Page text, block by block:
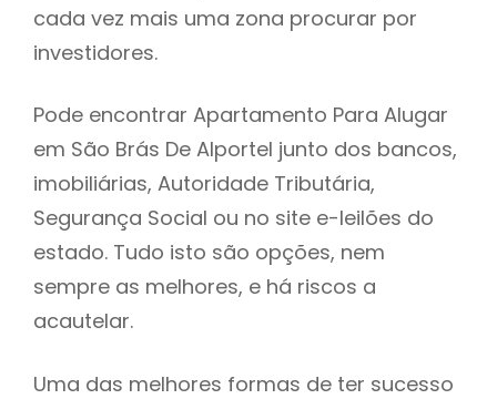
cada vez mais uma zona procurar por
investidores.
Pode encontrar Apartamento Para Alugar
em São Brás De Alportel junto dos bancos,
imobiliárias, Autoridade Tributária,
Segurança Social ou no site e-leilões do
estado. Tudo isto são opções, nem
sempre as melhores, e há riscos a
acautelar.
Uma das melhores formas de ter sucesso